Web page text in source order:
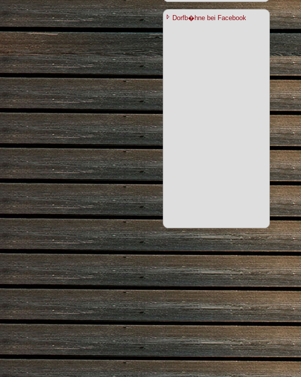
Dorfb�hne bei Facebook